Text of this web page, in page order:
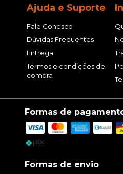
Ajuda e Suporte
Fale Conosco
Dúvidas Frequentes
Entrega
Termos e condições de
compra
Formas de
Formas de envio